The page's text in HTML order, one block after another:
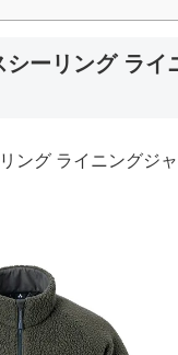
シーリング ライ
ング ライニングジ